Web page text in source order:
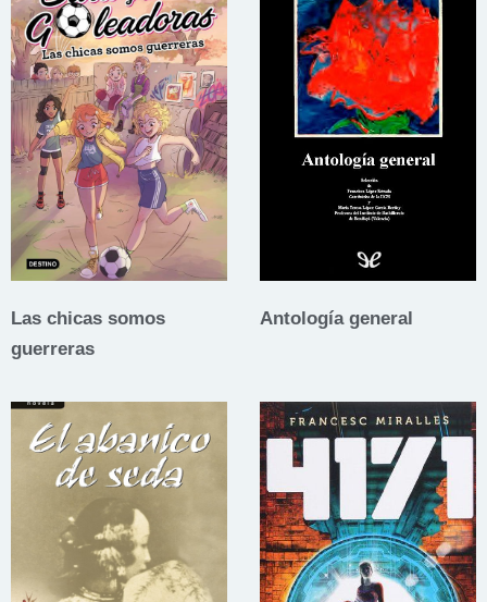
Las chicas somos
guerreras
Antología general